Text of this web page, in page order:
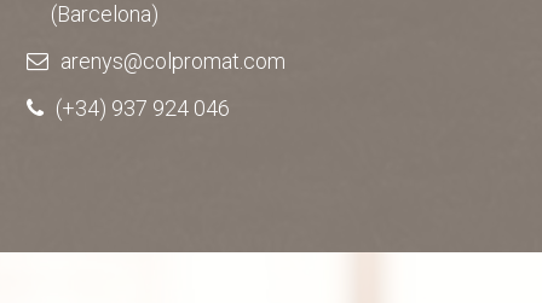
(Barcelona)
arenys@colpromat.com
(+34) 937 924 046